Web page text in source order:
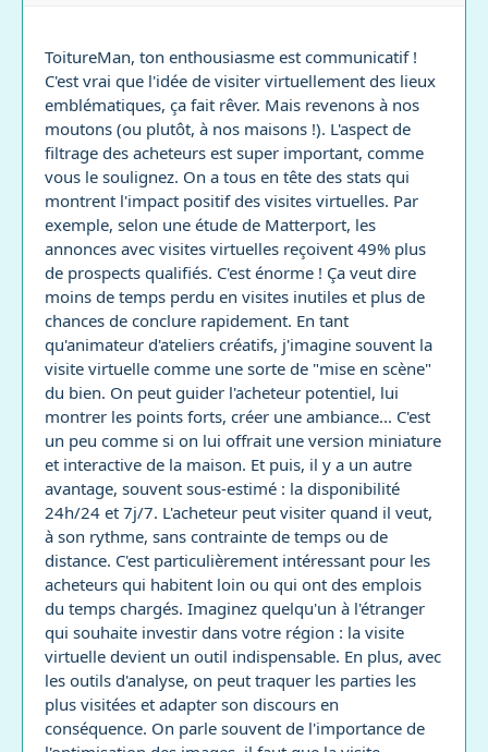
ToitureMan, ton enthousiasme est communicatif !
C'est vrai que l'idée de visiter virtuellement des lieux
emblématiques, ça fait rêver. Mais revenons à nos
moutons (ou plutôt, à nos maisons !). L'aspect de
filtrage des acheteurs est super important, comme
vous le soulignez. On a tous en tête des stats qui
montrent l'impact positif des visites virtuelles. Par
exemple, selon une étude de Matterport, les
annonces avec visites virtuelles reçoivent 49% plus
de prospects qualifiés. C'est énorme ! Ça veut dire
moins de temps perdu en visites inutiles et plus de
chances de conclure rapidement. En tant
qu'animateur d'ateliers créatifs, j'imagine souvent la
visite virtuelle comme une sorte de "mise en scène"
du bien. On peut guider l'acheteur potentiel, lui
montrer les points forts, créer une ambiance... C'est
un peu comme si on lui offrait une version miniature
et interactive de la maison. Et puis, il y a un autre
avantage, souvent sous-estimé : la disponibilité
24h/24 et 7j/7. L'acheteur peut visiter quand il veut,
à son rythme, sans contrainte de temps ou de
distance. C'est particulièrement intéressant pour les
acheteurs qui habitent loin ou qui ont des emplois
du temps chargés. Imaginez quelqu'un à l'étranger
qui souhaite investir dans votre région : la visite
virtuelle devient un outil indispensable. En plus, avec
les outils d'analyse, on peut traquer les parties les
plus visitées et adapter son discours en
conséquence. On parle souvent de l'importance de